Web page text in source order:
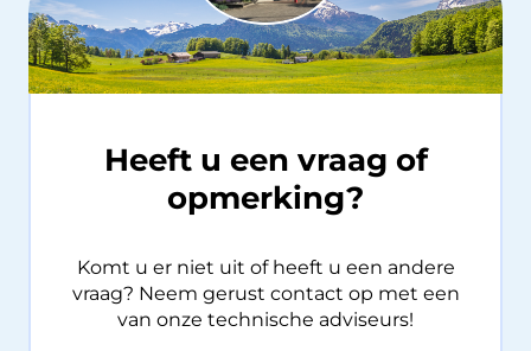
Heeft u een vraag of
opmerking?
Komt u er niet uit of heeft u een andere
vraag? Neem gerust contact op met een
van onze technische adviseurs!